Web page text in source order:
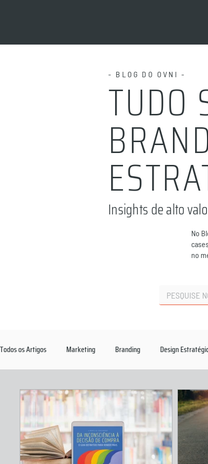
Todos os Artigos Marketing Branding Design
- BLOG DO OVNI -
TUDO
Insights de alto
No
no